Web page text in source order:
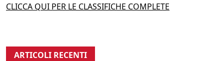
CLICCA QUI PER LE CLASSIFICHE COMPLETE
ARTICOLI RECENTI